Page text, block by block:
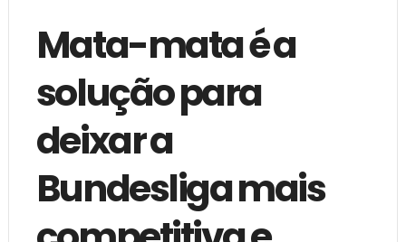
Mata-mata é a
solução para
deixar a
Bundesliga mais